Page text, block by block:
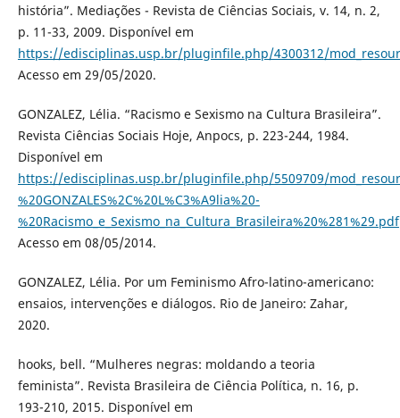
história”. Mediações - Revista de Ciências Sociais, v. 14, n. 2,
p. 11-33, 2009. Disponível em
https://edisciplinas.usp.br/pluginfile.php/4300312/
Acesso em 29/05/2020.
GONZALEZ, Lélia. “Racismo e Sexismo na Cultura Brasileira”.
Revista Ciências Sociais Hoje, Anpocs, p. 223-244, 1984.
Disponível em
https://edisciplinas.usp.br/pluginfile.php/5509709/
%20GONZALES%2C%20L%C3%A9lia%20-
%20Racismo_e_Sexismo_na_Cultura_Brasileira%20%281%29.pdf
Acesso em 08/05/2014.
GONZALEZ, Lélia. Por um Feminismo Afro-latino-americano:
ensaios, intervenções e diálogos. Rio de Janeiro: Zahar,
2020.
hooks, bell. “Mulheres negras: moldando a teoria
feminista”. Revista Brasileira de Ciência Política, n. 16, p.
193-210, 2015. Disponível em